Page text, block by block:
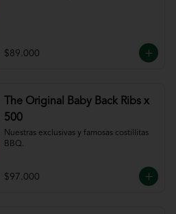
$89.000
The Original Baby Back Ribs x
500
Nuestras exclusivas y famosas costillitas
BBQ.
$97.000